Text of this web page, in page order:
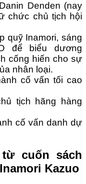
Denden (nay
chức chủ tịch hội
quỹ Inamori, sáng
để biểu dương
cống hiến cho sự
nhân loại.
cố vấn tối cao
tịch hãng hàng
cố vấn danh dự
cuốn sách
Kazuo